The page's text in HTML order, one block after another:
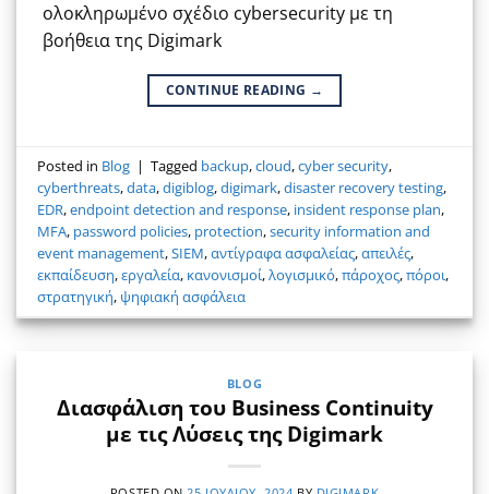
ολοκληρωμένο σχέδιο cybersecurity με τη
βοήθεια της Digimark
CONTINUE READING →
Posted in Blog | Tagged backup,cloud,cyber security,
cyberthreats,data,digiblog,digimark,disaster recovery testing,
EDR,endpoint detection and response, insident response plan,
MFA, password policies, protection,security information and
event management,SIEM,αντίγραφα ασφαλείας,απειλές,
εκπαίδευση,εργαλεία, κανονισμοί,λογισμικό,πάροχος,πόροι,
στρατηγική, ψηφιακή ασφάλεια
BLOG
Διασφάλιση του Business Continuity
με τις Λύσεις της Digimark